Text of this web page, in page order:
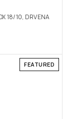
18/10, DRVENA
FEATURED